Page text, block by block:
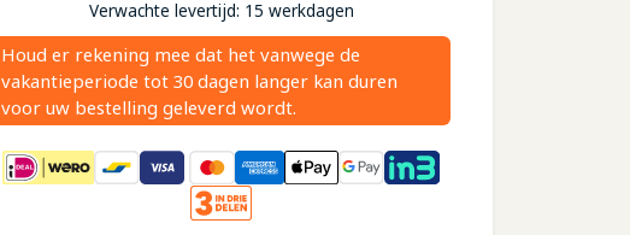
Verwachte levertijd: 15 werkdagen
Houd er rekening mee dat het vanwege de
vakantieperiode tot 30 dagen langer kan duren
voor uw bestelling geleverd wordt.